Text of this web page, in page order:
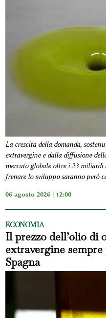
La crescita della domanda,
extravergine e dalla diffusione
mercato globale oltre i 23
frenare lo sviluppo saranno però
06 agosto 2026 | 12:00
ECONOMIA
Il prezzo dell’olio di
extravergine
Spagna